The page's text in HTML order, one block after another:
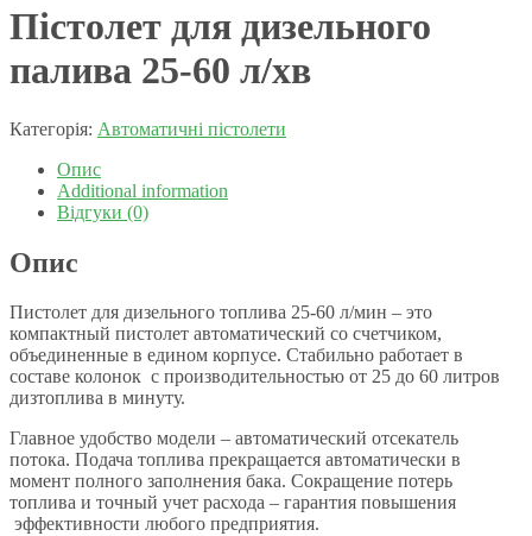
Пістолет для дизельного
палива 25-60 л/хв
Категорія: Автоматичні пістолети
Опис
Additional information
Відгуки (0)
Опис
Пистолет для дизельного топлива 25-60 л/мин – это
компактный пистолет автоматический со счетчиком,
объединенные в едином корпусе. Стабильно работает в
составе колонок с производительностью от 25 до 60 литров
дизтоплива в минуту.
Главное удобство модели – автоматический отсекатель
потока. Подача топлива прекращается автоматически в
момент полного заполнения бака. Сокращение потерь
топлива и точный учет расхода – гарантия повышения
эффективности любого предприятия.